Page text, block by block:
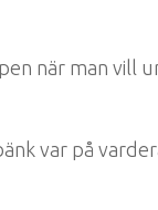
när man vill
var på